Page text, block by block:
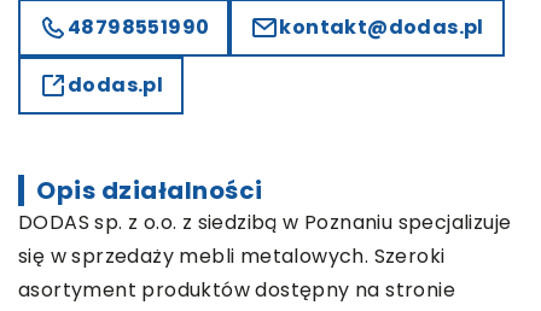
48798551990 kontakt@dodas.pl
dodas.pl
Opis działalności
DODAS sp. z o.o. z siedzibą w Poznaniu specjalizuje
się w sprzedaży mebli metalowych. Szeroki
asortyment produktów dostępny na stronie